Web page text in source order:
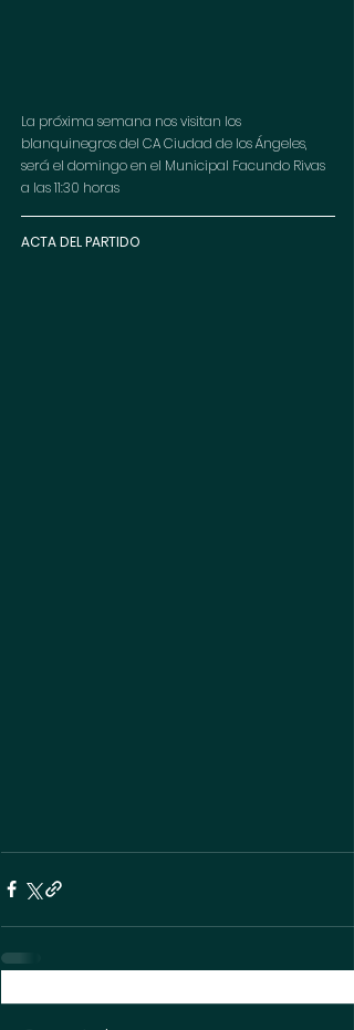
La próxima semana nos visitan los
blanquinegros del CA Ciudad de los Ángeles,
será el domingo en el Municipal Facundo Rivas
a las 11:30 horas
ACTA DEL PARTIDO